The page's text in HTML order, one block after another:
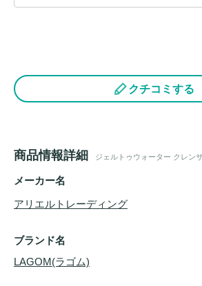
クチコミする
商品情報詳細 ジェルトゥウォーター クレン
メーカー名
アリエルトレーディング
ブランド名
LAGOM(ラゴム)